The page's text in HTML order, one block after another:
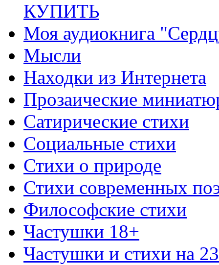
КУПИТЬ
Моя аудиокнига
Мысли
Находки из Интернета
Прозаические
Сатирические стихи
Социальные стихи
Стихи о природе
Стихи современных
Философские стихи
Частушки 18+
Частушки и стихи на